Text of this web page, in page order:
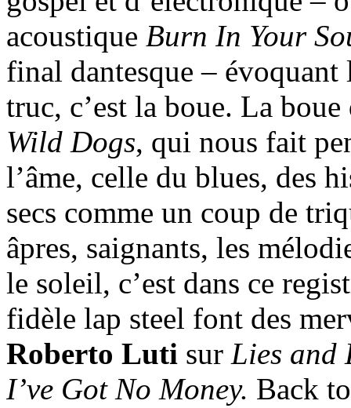
acoustique Burn In Your
final dantesque –
truc, c’est la boue. La
Wild Dogs, qui nous fait
l’âme, celle du blues, des
secs comme un coup de
âpres, saignants, les
le soleil, c’est dans ce
fidèle lap steel font des
Roberto Luti sur Lies and
I’ve Got No Money. Back